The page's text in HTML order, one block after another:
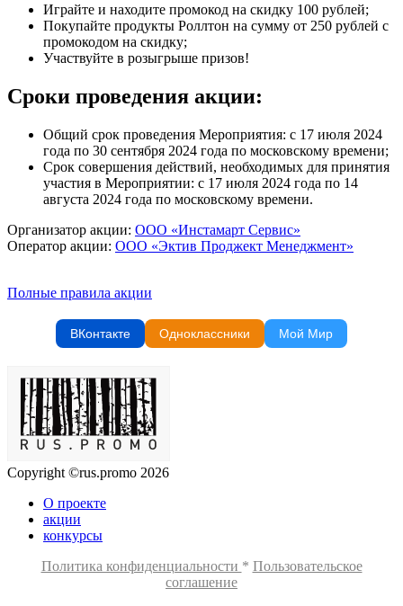
Играйте и находите промокод на скидку 100 рублей;
Покупайте продукты Роллтон на сумму от 250 рублей с
промокодом на скидку;
Участвуйте в розыгрыше призов!
Сроки проведения акции:
Общий срок проведения Мероприятия: с 17 июля 2024
года по 30 сентября 2024 года по московскому времени;
Срок совершения действий, необходимых для принятия
участия в Мероприятии: с 17 июля 2024 года по 14
августа 2024 года по московскому времени.
Организатор акции: ООО «Инстамарт Сервис»
Оператор акции: ООО «Эктив Проджект Менеджмент»
Полные правила акции
ВКонтакте Одноклассники Мой Мир
Copyright ©rus.promo 2026
О проекте
акции
конкурсы
Политика конфиденциальности * Пользовательское
соглашение